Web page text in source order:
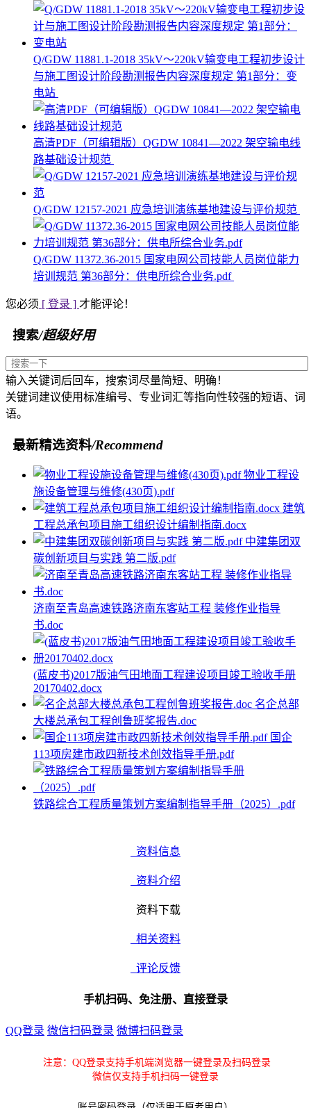
Q/GDW 11881.1-2018 35kV～220kV输变电工程初步设计
与施工图设计阶段勘测报告内容深度规定 第1部分：变
电站
高清PDF（可编辑版）QGDW 10841—2022 架空输电线
路基础设计规范
Q/GDW 12157-2021 应急培训演练基地建设与评价规范
Q/GDW 11372.36-2015 国家电网公司技能人员岗位能力
培训规范 第36部分：供电所综合业务.pdf
您必须 [ 登录 ] 才能评论！
搜索/超级好用
输入关键词后回车，搜索词尽量简短、明确！
关键词建议使用标准编号、专业词汇等指向性较强的短语、词
语。
最新精选资料/Recommend
物业工程设
施设备管理与维修(430页).pdf
建筑
工程总承包项目施工组织设计编制指南.docx
中建集团双
碳创新项目与实践 第二版.pdf
济南至青岛高速铁路济南东客站工程 装修作业指导
书.doc
(蓝皮书)2017版油气田地面工程建设项目竣工验收手册
20170402.docx
名企总部
大楼总承包工程创鲁班奖报告.doc
国企
113项房建市政四新技术创效指导手册.pdf
铁路综合工程质量策划方案编制指导手册（2025）.pdf
资料信息
资料介绍
资料下载
相关资料
评论反馈
手机扫码、免注册、直接登录
QQ登录 微信扫码登录 微博扫码登录
注意：QQ登录支持手机端浏览器一键登录及扫码登录
微信仅支持手机扫码一键登录